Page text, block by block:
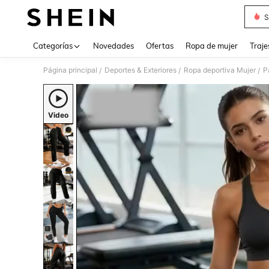
Categorías Novedades Ofertas Ropa de mujer
Página principal / Deportes & Exteriores / Ropa deportiva Mujer /
Video